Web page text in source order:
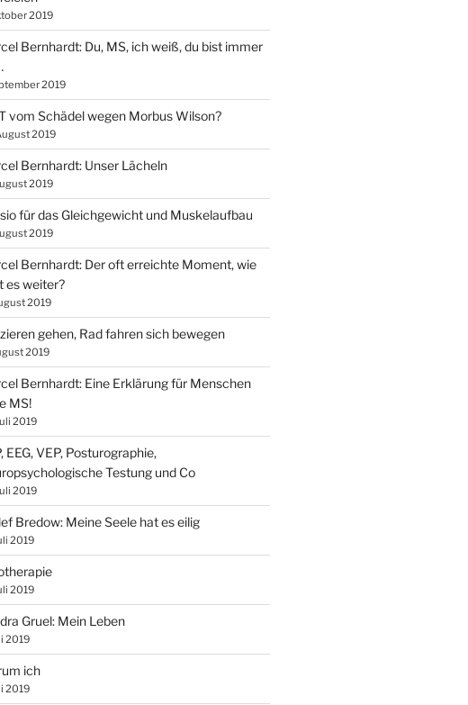
2019
Bernhardt: Du, MS, ich weiß, du bist immer
2019
vom Schädel wegen Morbus Wilson?
2019
Bernhardt: Unser Lächeln
2019
für das Gleichgewicht und Muskelaufbau
2019
Bernhardt: Der oft erreichte Moment, wie
es weiter?
2019
gehen, Rad fahren sich bewegen
2019
Bernhardt: Eine Erklärung für Menschen
MS!
2019
EEG, VEP, Posturographie,
Testung und Co
2019
Bredow‎: Meine Seele hat es eilig
2019
2019
Gruel: Mein Leben
2019
ich
2019